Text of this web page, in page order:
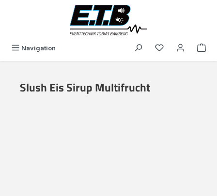
Navigation Du hast 0
Slush Eis Sirup Multifrucht